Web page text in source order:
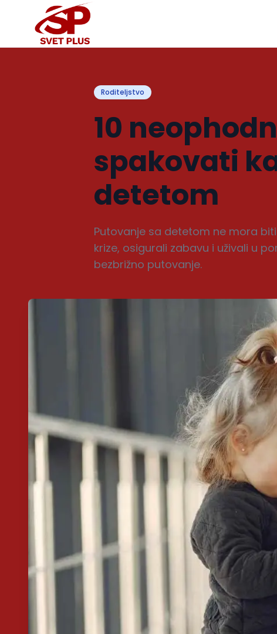
Roditeljstvo
10
spakovati
detetom
Putovanje sa detetom ne mora
krize, osigurali zabavu i uživali u
bezbrižno putovanje.